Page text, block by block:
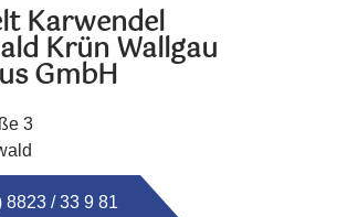
Karwendel
Krün Wallgau
GmbH
3
8823 / 33 9 81